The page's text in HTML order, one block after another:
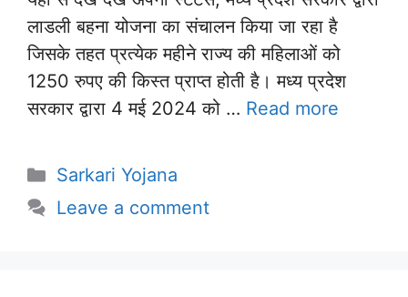
लाडली बहना योजना का संचालन किया जा रहा है
जिसके तहत प्रत्येक महीने राज्य की महिलाओं को
1250 रुपए की किस्त प्राप्त होती है। मध्य प्रदेश
सरकार द्वारा 4 मई 2024 को … Read more
Categories
Sarkari Yojana
Leave a comment